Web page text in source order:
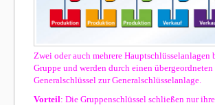
Zwei oder auch mehrere Hauptschlüsselanlagen
Gruppe und werden durch einen übergeordneten
Generalschlüssel zur Generalschlüsselanlage.
Vorteil: Die Gruppenschlüssel schließen nur